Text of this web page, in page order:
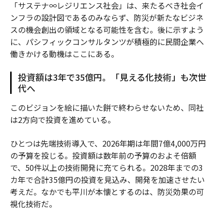
「サステナ∞レジリエンス社会」は、来たるべき社会イ
ンフラの設計図であるのみならず、防災が新たなビジネ
スの機会創出の領域となる可能性を含む。後に示すよう
に、パシフィックコンサルタンツが積極的に民間企業へ
働きかける動機はここにある。
投資額は3年で35億円。「見える化技術」も次世
代へ
このビジョンを絵に描いた餅で終わらせないため、同社
は2方向で投資を進めている。
ひとつは先端技術導入で、2026年期は年間7億4,000万円
の予算を投じる。投資額は数年前の予算のおよそ倍額
で、50件以上の技術開発に充てられる。2028年までの3
カ年で合計35億円の投資を見込み、開発を加速させたい
考えだ。なかでも平川が本懐とするのは、防災効果の可
視化技術だ。